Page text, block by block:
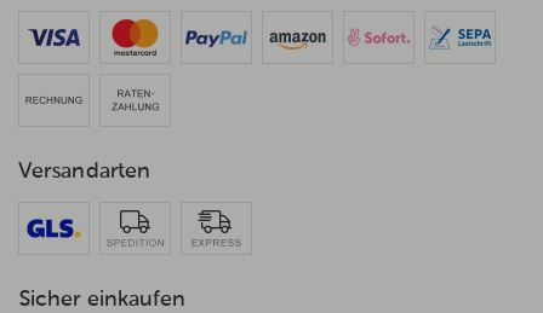
Versandarten
Sicher einkaufen